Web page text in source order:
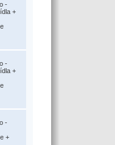
-
+
-
+
-
+